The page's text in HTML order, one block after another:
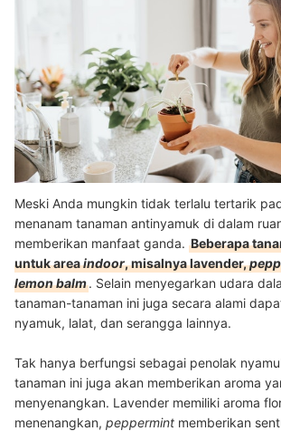
Meski Anda mungkin tidak terlalu tertarik
menanam tanaman antinyamuk di dalam
memberikan manfaat ganda. Beberapa
untuk areaindoor, misalnya lavender,
lemon balm. Selain menyegarkan udara
tanaman-tanaman ini juga secara alami
nyamuk, lalat, dan serangga lainnya.
Tak hanya berfungsi sebagai penolak
tanaman ini juga akan memberikan aroma
menyenangkan. Lavender memiliki aroma
menenangkan, peppermint memberikan